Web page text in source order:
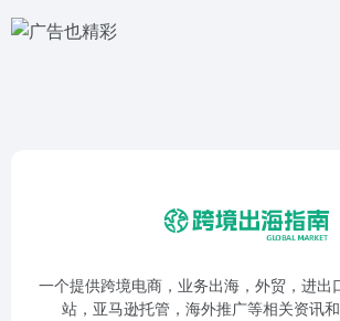
一个提供跨境电商，业务出海，外贸，进出
站，亚马逊托管，海外推广等相关资讯和